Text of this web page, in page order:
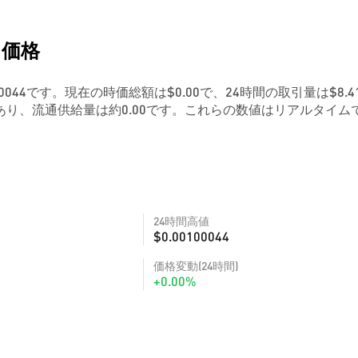
格
です。現在の時価総額は$0.00で、24時間の取引量は
り、流通供給量は約0.00です。これらの数値はリアルタイム
24時間高値
$0.00100044
価格変動(24時間)
+0.00%